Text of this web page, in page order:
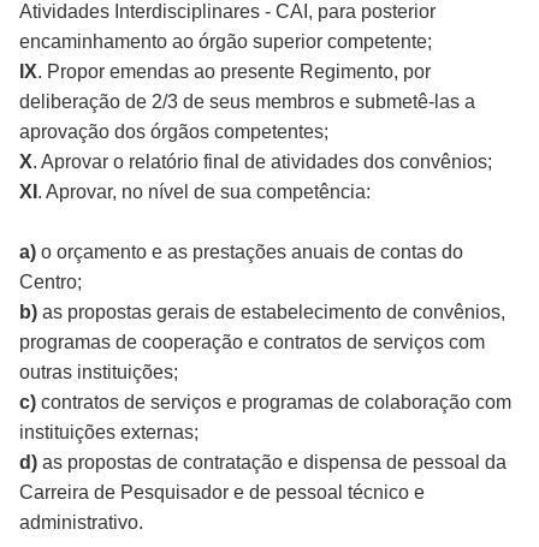
Atividades Interdisciplinares - CAI, para posterior
encaminhamento ao órgão superior competente;
IX. Propor emendas ao presente Regimento, por
deliberação de 2/3 de seus membros e submetê-las a
aprovação dos órgãos competentes;
X. Aprovar o relatório final de atividades dos convênios;
XI . Aprovar, no nível de sua competência:
a) o orçamento e as prestações anuais de contas do
Centro;
b) as propostas gerais de estabelecimento de convênios,
programas de cooperação e contratos de serviços com
outras instituições;
c) contratos de serviços e programas de colaboração com
instituições externas;
d) as propostas de contratação e dispensa de pessoal da
Carreira de Pesquisador e de pessoal técnico e
administrativo.